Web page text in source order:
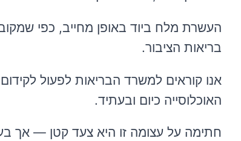
העשרת מלח ביוד באופן מחייב, כפי
בריאות הציבור.
אנו קוראים למשרד הבריאות לפעול
האוכלוסייה כיום ובעתיד.
חתימה על עצומה זו היא צעד קטן — אך